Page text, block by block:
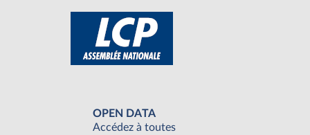
OPEN DATA
Accédez à toutes